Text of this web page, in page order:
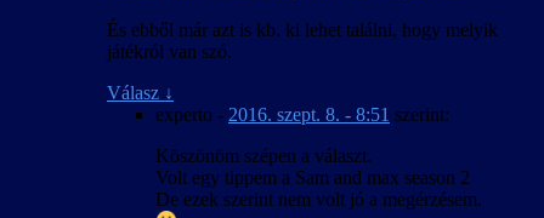
És ebből már azt is kb. ki lehet találni, hogy melyik
játékról van szó.
Válasz ↓
experto - 2016. szept. 8. - 8:51 szerint:
Köszönöm szépen a választ.
Volt egy tippem a Sam and max season 2
De ezek szerint nem volt jó a megérzésem.